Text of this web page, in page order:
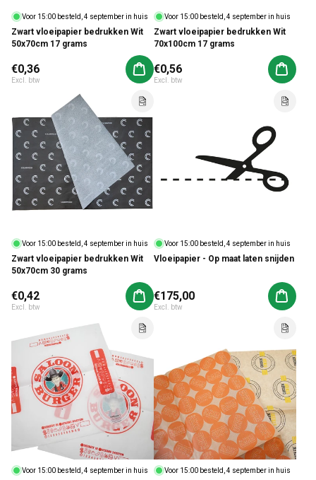
Voor 15:00 besteld, 4 september in huis
Zwart vloeipapier bedrukken Wit
50x70cm 17 grams
Normale prijs
€0,36
Excl. btw
Aan winkelwagen toevoegen
Voor 15:00 besteld, 4 september in huis
Zwart vloeipapier bedrukken Wit
70x100cm 17 grams
Normale prijs
€0,56
Excl. btw
Aan
Voor 15:00 besteld, 4 september in huis
Zwart vloeipapier bedrukken Wit
50x70cm 30 grams
Normale prijs
€0,42
Excl. btw
Aan winkelwagen toevoegen
Voor 15:00 besteld, 4 september in huis
Vloeipapier - Op maat laten snijden
Normale prijs
€175,00
Excl. btw
Aan
Voor 15:00 besteld, 4 september in huis Voor 15:00 besteld, 4 september in huis